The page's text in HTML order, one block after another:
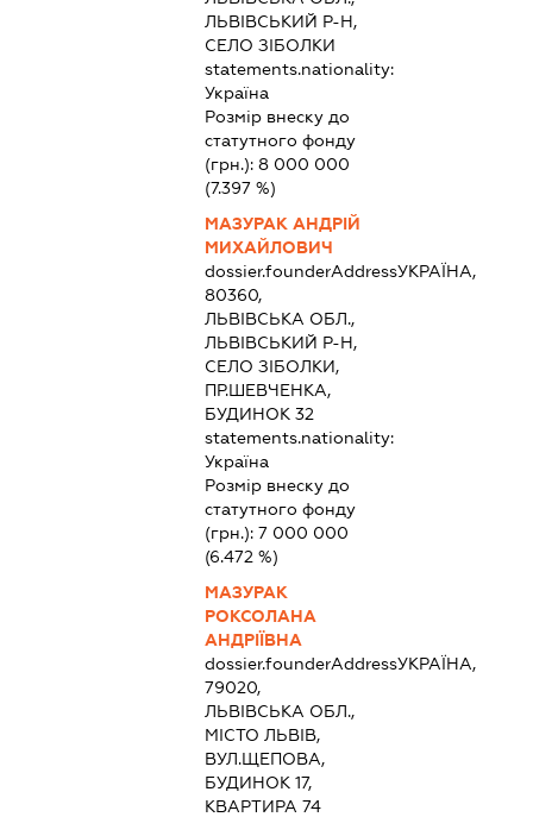
ЛЬВІВСЬКИЙ Р-Н,
СЕЛО ЗІБОЛКИ
statements.nationality:
Україна
Розмір внеску до
статутного фонду
(грн.): 8 000 000
(7.397 %)
МАЗУРАК АНДРІЙ
МИХАЙЛОВИЧ
dossier.founderAddressУКРАЇНА,
80360,
ЛЬВІВСЬКА ОБЛ.,
ЛЬВІВСЬКИЙ Р-Н,
СЕЛО ЗІБОЛКИ,
ПР.ШЕВЧЕНКА,
БУДИНОК 32
statements.nationality:
Україна
Розмір внеску до
статутного фонду
(грн.): 7 000 000
(6.472 %)
МАЗУРАК
РОКСОЛАНА
АНДРІЇВНА
dossier.founderAddressУКРАЇНА,
79020,
ЛЬВІВСЬКА ОБЛ.,
МІСТО ЛЬВІВ,
ВУЛ.ЩЕПОВА,
БУДИНОК 17,
КВАРТИРА 74